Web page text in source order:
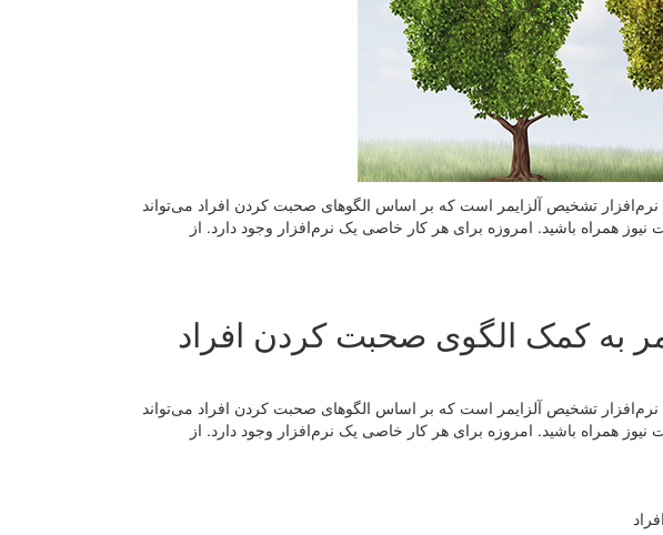
تشخیص آلزایمر است که بر اساس الگوهای صحبت کردن افراد ‌می‌تواند
همراه باشید. امروزه برای هر کار خاصی یک نرم‌افزار وجود دارد. از
به کمک الگوی صحبت کردن افراد
تشخیص آلزایمر است که بر اساس الگوهای صحبت کردن افراد ‌می‌تواند
همراه باشید. امروزه برای هر کار خاصی یک نرم‌افزار وجود دارد. از